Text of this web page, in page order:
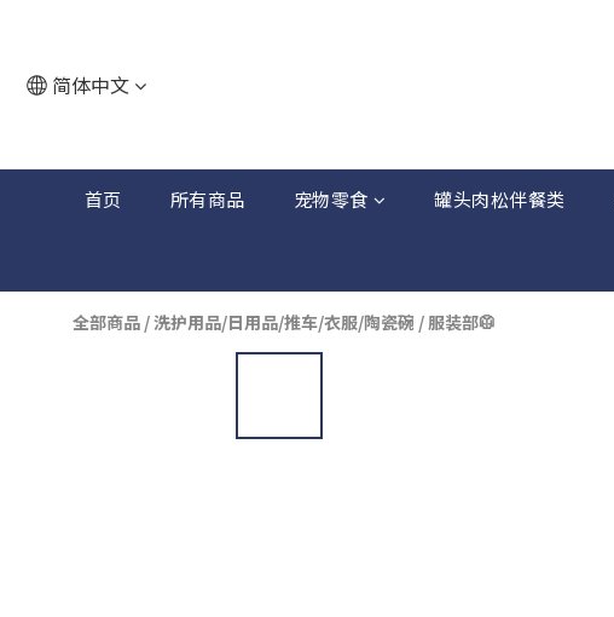
简体中文
首页 所有商品 宠物零食 罐头肉松伴餐类
全部商品 /洗护用品/日用品/推车/衣服/陶瓷碗 / 服装部🥼